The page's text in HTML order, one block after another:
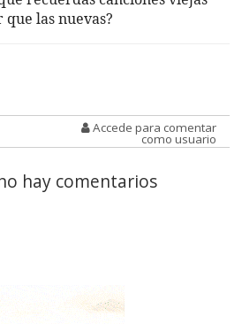
que las nuevas?
Accede para comentar
como usuario
hay comentarios